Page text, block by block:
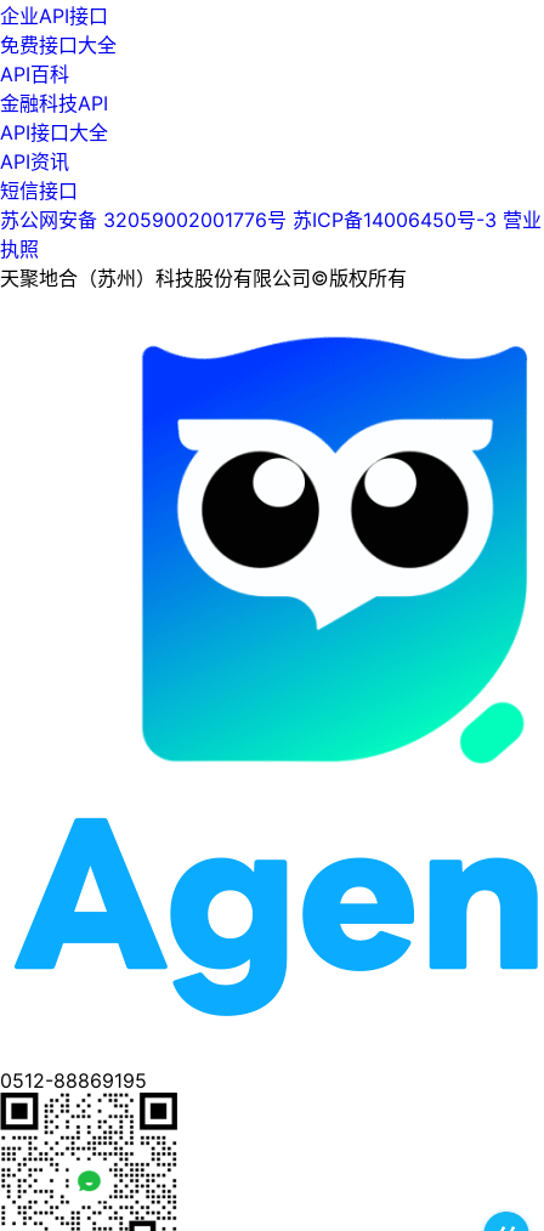
企业API接口
免费接口大全
API百科
金融科技API
API接口大全
API资讯
短信接口
苏公网安备 32059002001776号 苏ICP备14006450号-3 营业
执照
天聚地合（苏州）科技股份有限公司©版权所有
0512-88869195